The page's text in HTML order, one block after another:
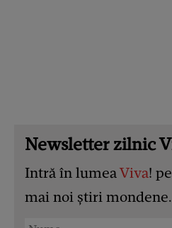
Newsletter zilnic
Intră în lumeaViva!
mai noi știri mondene.